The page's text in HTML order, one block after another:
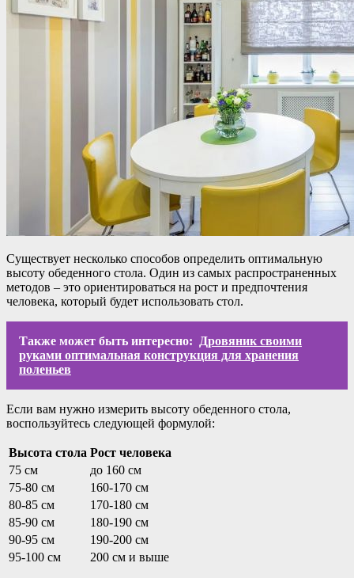
Существует несколько способов определить оптимальную
высоту обеденного стола. Один из самых распространенных
методов – это ориентироваться на рост и предпочтения
человека, который будет использовать стол.
Также может быть интересно:
Дровяник своими
руками оптимальная конструкция для хранения
поленьев
Если вам нужно измерить высоту обеденного стола,
воспользуйтесь следующей формулой:
Высота стола Рост человека
75 см
до 160 см
75-80 см
160-170 см
80-85 см
170-180 см
85-90 см
180-190 см
90-95 см
190-200 см
95-100 см
200 см и выше